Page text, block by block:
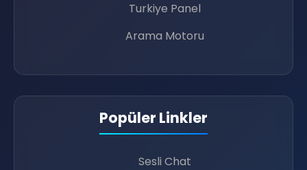
👩‍💻
Turkiye Panel
Arama Motoru
Popüler Linkler
Sesli Chat